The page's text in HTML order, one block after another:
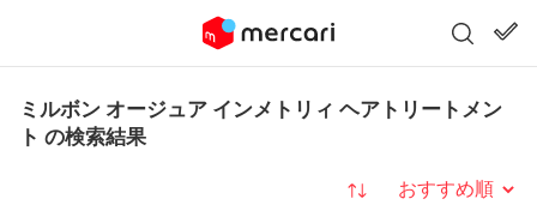
ミルボン オージュア インメトリィ ヘアトリートメン
ト の検索結果
並び替え